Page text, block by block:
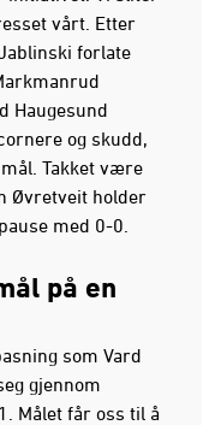
vårt. Etter
forlate
Haugesund
og skudd,
Takket være
Øvretveit holder
med 0-0.
på en
som Vard
gjennom
Målet får oss til å